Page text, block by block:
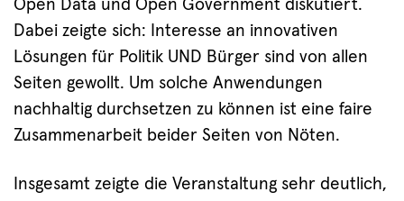
Open Data und Open Government diskutiert.
Dabei zeigte sich: Interesse an innovativen
Lösungen für Politik UND Bürger sind von allen
Seiten gewollt. Um solche Anwendungen
nachhaltig durchsetzen zu können ist eine faire
Zusammenarbeit beider Seiten von Nöten.
Insgesamt zeigte die Veranstaltung sehr deutlich,